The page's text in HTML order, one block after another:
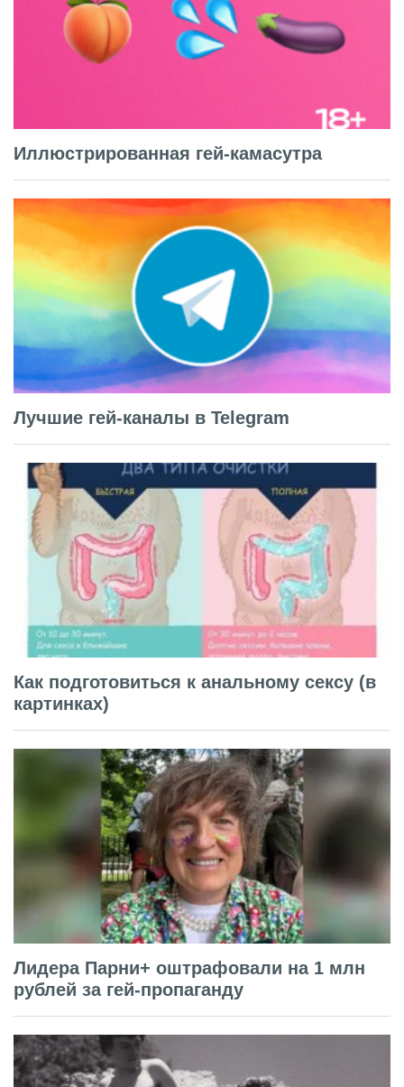
Иллюстрированная гей-камасутра
Лучшие гей-каналы в Telegram
Как подготовиться к анальному сексу (в
картинках)
Лидера Парни+ оштрафовали на 1 млн
рублей за гей-пропаганду